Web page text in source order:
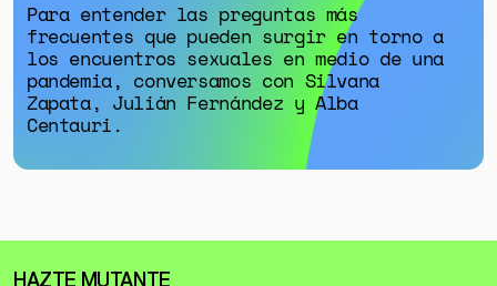
Para entender las preguntas más
frecuentes que pueden surgir en torno a
los encuentros sexuales en medio de una
pandemia, conversamos con Silvana
Zapata, Julián Fernández y Alba
Centauri.